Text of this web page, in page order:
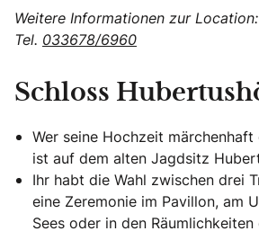
Weitere Informationen zur Location:
Tel. 033678/6960
Schloss
Wer seine Hochzeit
ist auf dem alten Jagdsitz
Ihr habt die Wahl zwischen drei
eine Zeremonie im Pavillon, am
Sees oder in den Räumlichkeiten